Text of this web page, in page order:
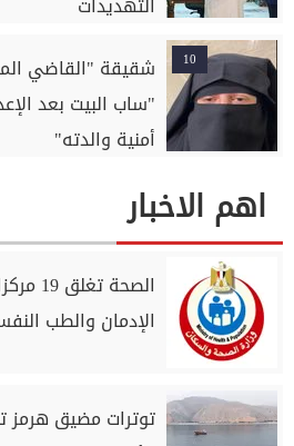
10
شقيقة "القاضي
"ساب البيت بعد
أمنية والدته"
اهم الاخبار
الصحة
الإدمان والطب
توترات مضيق هرمز